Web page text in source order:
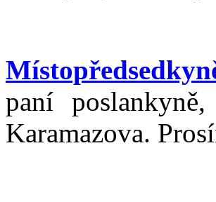
paní
Karamazova.